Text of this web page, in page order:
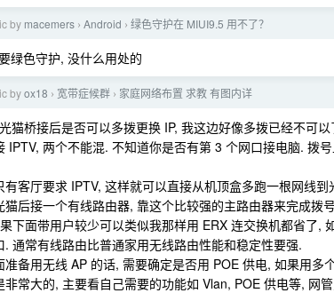
by macemers › Android › 绿色守护在 MIUI9.5 用不了？
绿色守护, 没什么用处的
byox18 › 宽带症候群 › 家庭网络布置 求教 有图内详
猫桥接后是否可以多拨更换 IP, 我这边好像多拨已经不可
IPTV, 两个不能混. 不知道你是否有第 3 个网口接电脑. 拨
有客厅要求 IPTV, 这样就可以直接从机顶盒多跑一根网线到
猫后接一个有线路由器, 靠这个比较强的主路由器来完成拨
下面带用户较少可以类似我那样用 ERX 连交换机都省了,
. 通常有线路由比普通家用无线路由性能和稳定性要强.
准备用无线 AP 的话, 需要确定是否用 POE 供电, 如果用多
非常大的, 主要看自己需要的功能如 Vlan, POE 供电等, 网